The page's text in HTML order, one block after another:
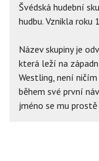
Švédská hudební
hudbu. Vznikla roku
Název skupiny je
která leží na
Westling, není
během své první
jméno se mu